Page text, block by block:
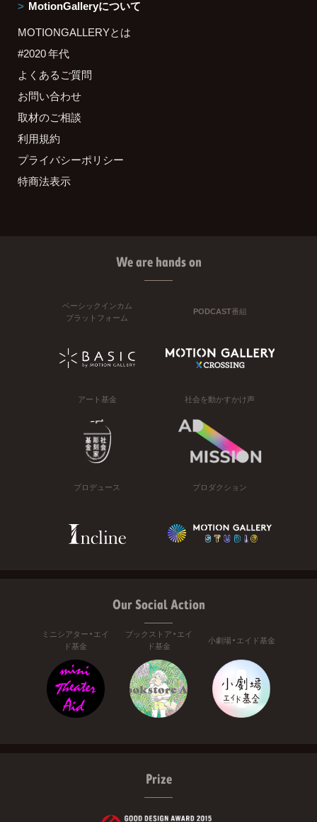
MotionGalleryについて
MOTIONGALLERYとは
#2020 年代
よくあるご質問
お問い合わせ
取材のご相談
利用規約
プライバシーポリシー
特商法表示
We are hands on
ベーシックインカム
プラットフォーム
PODCAST番組
アート基金 社会を動かすかけ声
プロデュース プロダクション
Our Social Action
ミニシアター・エイ
ド基金
ブックストア・エイ
ド基金
小劇場・エイド基金
Prize